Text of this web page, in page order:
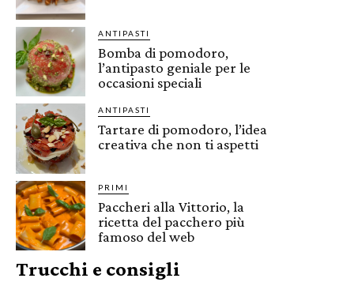
ANTIPASTI
Bomba di pomodoro,
l’antipasto geniale per le
occasioni speciali
ANTIPASTI
Tartare di pomodoro, l’idea
creativa che non ti aspetti
PRIMI
Paccheri alla Vittorio, la
ricetta del pacchero più
famoso del web
Trucchi e consigli